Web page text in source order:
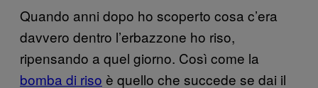
Quando anni dopo ho scoperto cosa c’era
davvero dentro l’erbazzone ho riso,
ripensando a quel giorno. Così come la
bomba di riso è quello che succede se dai il